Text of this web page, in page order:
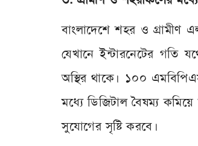
বাংলাদেশে শহর ও গ্রামীণ
যেখানে ইন্টারনেটের গতি
অস্থির থাকে। ১০০
মধ্যে ডিজিটাল বৈষম্য কমিয়ে
সুযোগের সৃষ্টি করবে।